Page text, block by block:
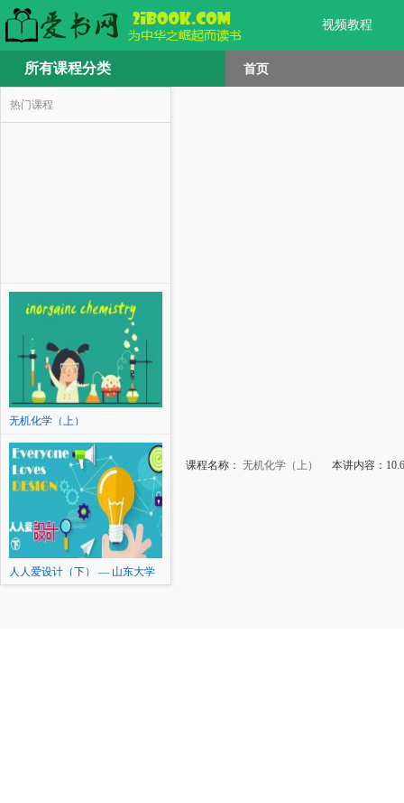
视频教程
所有课程分类 首页
热门课程
无机化学（上）
人人爱设计（下） — 山东大学
课程名称： 无机化学（上） 本讲内容：